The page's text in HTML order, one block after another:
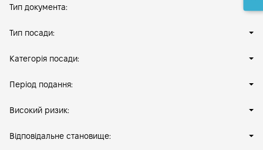
Тип документа:
Тип посади:
Категорія посади:
Період подання:
Високий ризик:
Відповідальне становище: